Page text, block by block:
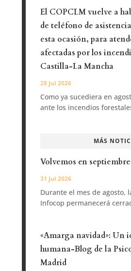
El COPCLM vuelve a
de teléfono de
esta ocasión, para
afectadas por los
Castilla-La Mancha
28 Jul 2026
Como ya sucediera en
ante los incendios
MÁS
Volvemos en septiembre
31 Jul 2026
Durante el mes de agosto,
Infocop permanecerá
«Amarga navidad»: Un
humana-Blog de la
Madrid